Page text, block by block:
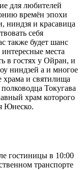
для любителей
времён эпохи
ниндзя и красавица
себя
также будет шанс
места
в гостях у Ойран, и
ниндзей а и многое
храма и святилища
Токугава
храм которого
Юнеско.
гостиницы в 10:00
транспорте